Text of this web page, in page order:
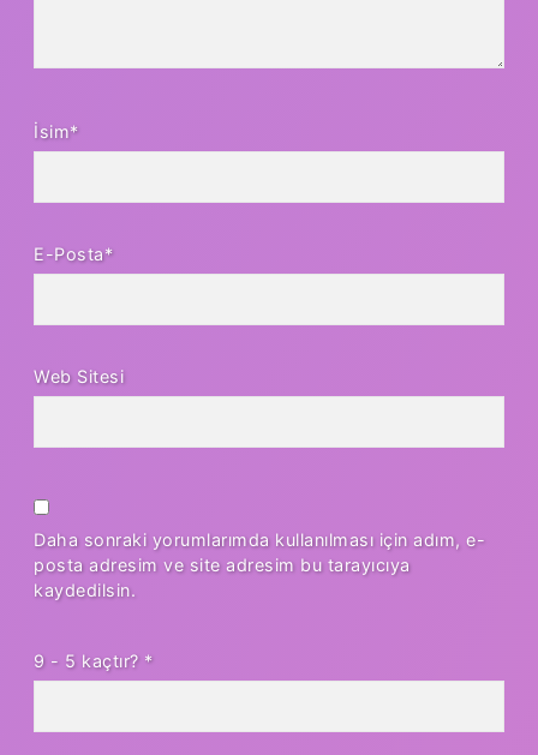
İsim*
E-Posta*
Web Sitesi
Daha sonraki yorumlarımda kullanılması için adım, e-
posta adresim ve site adresim bu tarayıcıya
kaydedilsin.
9 - 5 kaçtır? *